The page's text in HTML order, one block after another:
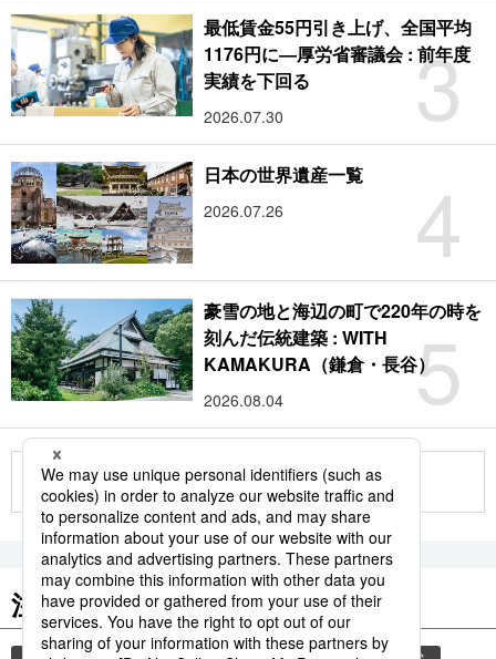
3
最低賃金55円引き上げ、全国平均
1176円に―厚労省審議会 : 前年度
実績を下回る
2026.07.30
4
日本の世界遺産一覧
2026.07.26
5
豪雪の地と海辺の町で220年の時を
刻んだ伝統建築 : WITH
KAMAKURA（鎌倉・長谷）
2026.08.04
もっと見る
注目のキーワード